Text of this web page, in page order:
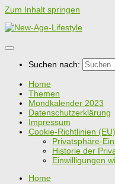
Zum Inhalt springen
Suchen nach:
Home
Themen
Mondkalender 2023
Datenschutzerklärung
Impressum
Cookie-Richtlinien (EU)
Privatsphäre-
Historie der
Einwilligungen
Home